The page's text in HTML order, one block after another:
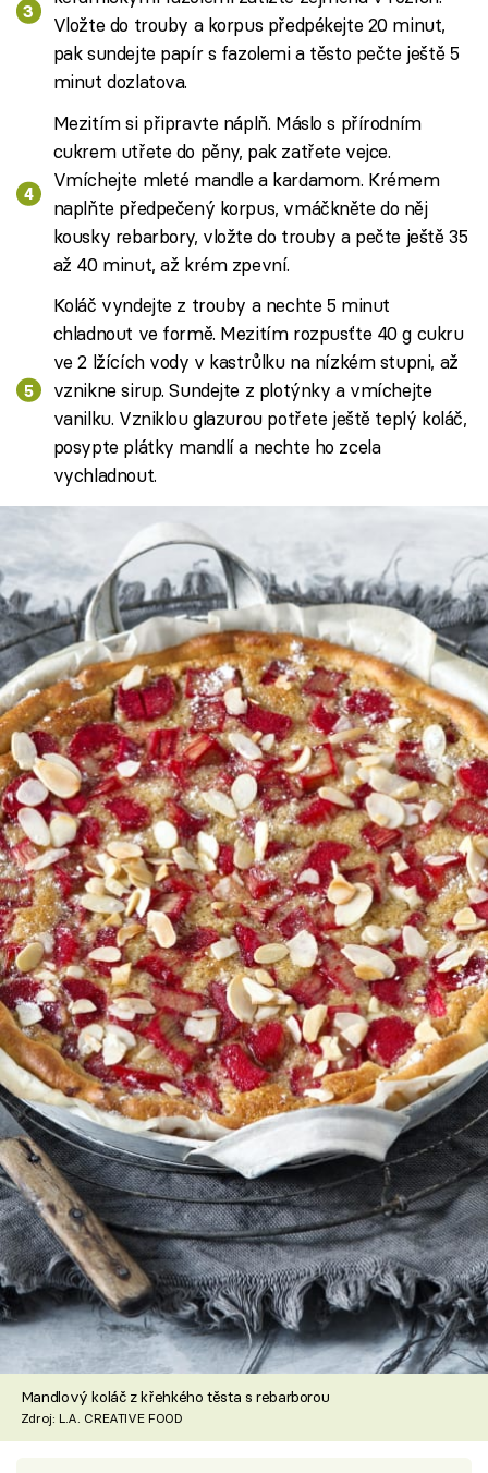
Vložte do trouby a korpus předpékejte 20 minut,
pak sundejte papír s fazolemi a těsto pečte ještě 5
minut dozlatova.
Mezitím si připravte náplň. Máslo s přírodním
cukrem utřete do pěny, pak zatřete vejce.
Vmíchejte mleté mandle a kardamom. Krémem
naplňte předpečený korpus, vmáčkněte do něj
kousky rebarbory, vložte do trouby a pečte ještě 35
až 40 minut, až krém zpevní.
Koláč vyndejte z trouby a nechte 5 minut
chladnout ve formě. Mezitím rozpusťte 40 g cukru
ve 2 lžících vody v kastrůlku na nízkém stupni, až
vznikne sirup. Sundejte z plotýnky a vmíchejte
vanilku. Vzniklou glazurou potřete ještě teplý koláč,
posypte plátky mandlí a nechte ho zcela
vychladnout.
Mandlový koláč z křehkého těsta s rebarborou
Zdroj: L.A. CREATIVE FOOD